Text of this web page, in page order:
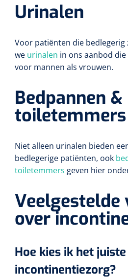
Urinalen
Voor patiënten die bedlegerig
we urinalen in ons aanbod
voor mannen als vrouwen.
Bedpannen &
toiletemmers
Niet alleen urinalen bieden
bedlegerige patiënten, ook
toiletemmers geven hier
Veelgestelde
over
Hoe kies ik het
incontinentiezorg?